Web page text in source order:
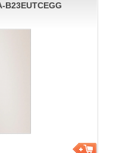
B23EUTCEGG